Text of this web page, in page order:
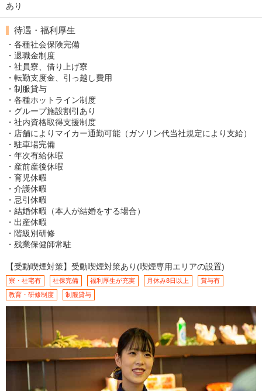
あり
待遇・福利厚生
・各種社会保険完備
・退職金制度
・社員寮、借り上げ寮
・転勤支度金、引っ越し費用
・制服貸与
・各種ホットライン制度
・グループ施設割引あり
・社内資格取得支援制度
・店舗によりマイカー通勤可能（ガソリン代当社規定により支給）
・駐車場完備
・年次有給休暇
・産前産後休暇
・育児休暇
・介護休暇
・忌引休暇
・結婚休暇（本人が結婚をする場合）
・出産休暇
・階級別研修
・残業保健師常駐
【受動喫煙対策】受動喫煙対策あり(喫煙専用エリアの設置)
寮・社宅有 社保完備 福利厚生が充実 月休み8日以上 賞与有
教育・研修制度 制服貸与